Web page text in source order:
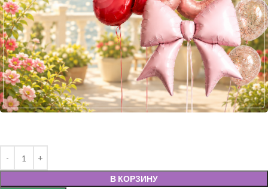
В КОРЗИНУ